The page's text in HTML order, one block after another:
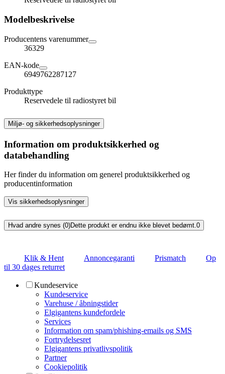
Modelbeskrivelse
Producentens varenummer
36329
EAN-kode
6949762287127
Produkttype
Reservedele til radiostyret bil
Miljø- og sikkerhedsoplysninger
Information om produktsikkerhed og
databehandling
Her finder du information om generel produktsikkerhed og
producentinformation
Vis sikkerhedsoplysninger
Hvad andre synes (0)Dette produkt er endnu ikke blevet bedømt.0
Klik & Hent Annoncegaranti Prismatch
Op
til 30 dages returret
Kundeservice
Kundeservice
Varehuse / åbningstider
Elgigantens kundefordele
Services
Information om spam/phishing-emails og SMS
Fortrydelsesret
Elgigantens privatlivspolitik
Partner
Cookiepolitik